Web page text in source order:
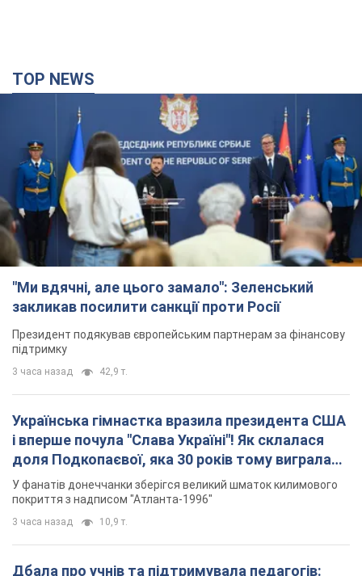
TOP NEWS
"Ми вдячні, але цього замало": Зеленський
закликав посилити санкції проти Росії
Президент подякував європейським партнерам за фінансову
підтримку
3 часа назад 42,9 т.
Українська гімнастка вразила президента США
і вперше почула "Слава Україні"! Як склалася
доля Подкопаєвої, яка 30 років тому виграла
"золото" Олімпіади
У фанатів донеччанки зберігся великий шматок килимового
покриття з надписом "Атланта-1996"
3 часа назад 10,9 т.
Дбала про учнів та підтримувала педагогів: